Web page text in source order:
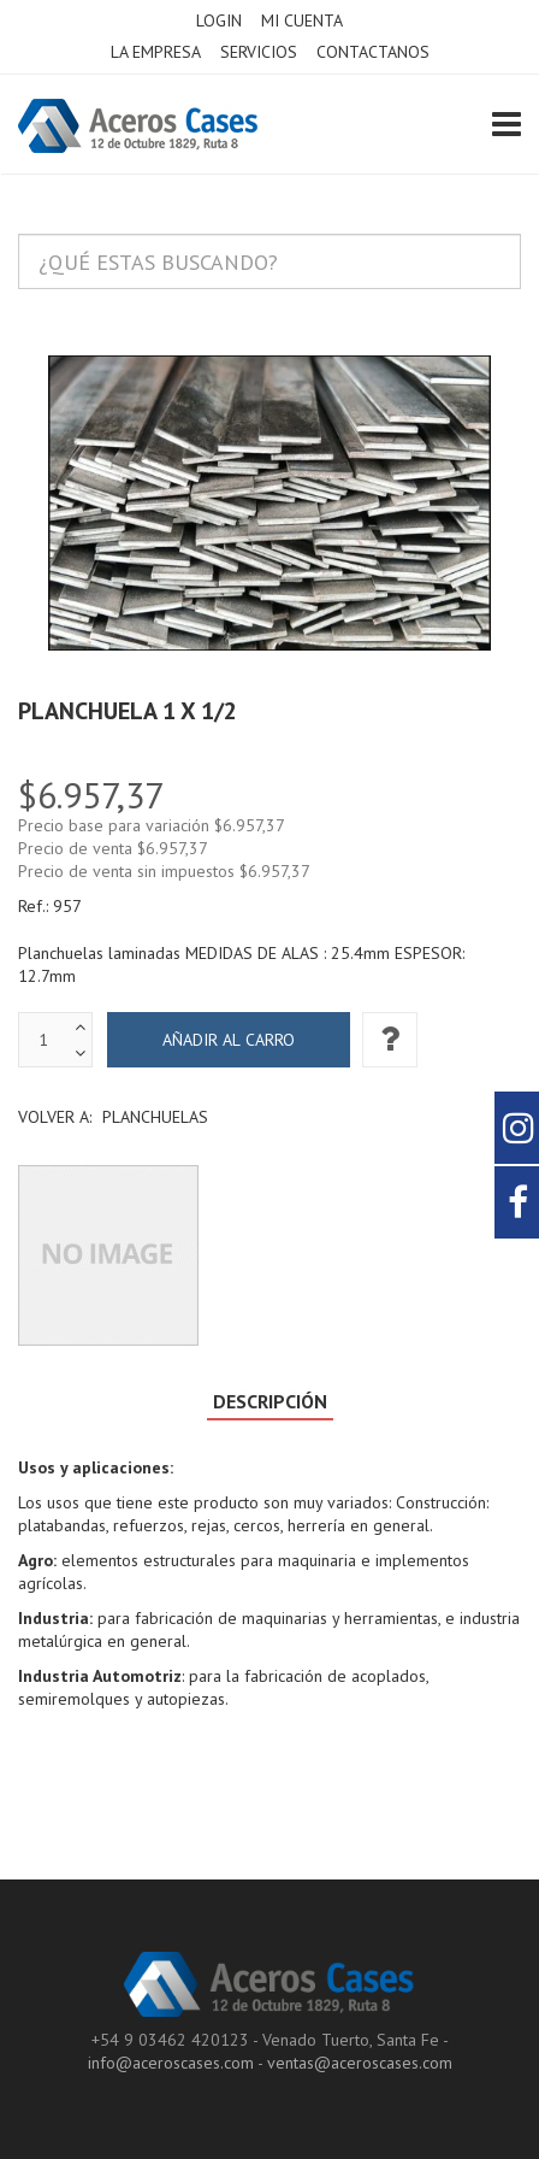
LOGIN
MI CUENTA
LA EMPRESA
SERVICIOS CONTACTANOS
PLANCHUELA 1 X 1/2
$6.957,37
Precio base para variación $6.957,37
Precio de venta $6.957,37
Precio de venta sin impuestos $6.957,37
Ref.: 957
Planchuelas laminadas MEDIDAS DE ALAS : 25.4mm ESPESOR:
12.7mm
VOLVER A: PLANCHUELAS
DESCRIPCIÓN
Usos y aplicaciones:
Los usos que tiene este producto son muy variados: Construcción:
platabandas, refuerzos, rejas, cercos, herrería en general.
Agro: elementos estructurales para maquinaria e implementos
agrícolas.
Industria: para fabricación de maquinarias y herramientas, e industria
metalúrgica en general.
Industria Automotriz: para la fabricación de acoplados,
semiremolques y autopiezas.
+54 9 03462 420123 - Venado Tuerto, Santa Fe -
info@aceroscases.com - ventas@aceroscases.com